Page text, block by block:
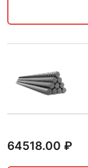
64518.00 ₽